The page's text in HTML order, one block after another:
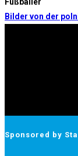
Fußballer
Bilder von der
Sponsored by